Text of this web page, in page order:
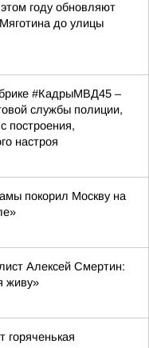
году обновляют
до улицы
#КадрыМВД45 –
службы полиции,
построения,
настроя
покорил Москву на
Алексей Смертин:
живу»
горяченькая